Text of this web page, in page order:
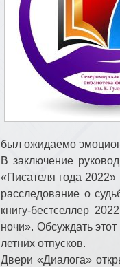
был ожидаемо
В заключение
«Писателя года
расследование о
книгу-бестселлер
ночи». Обсуждать
летних отпусков.
Двери «Диалога»